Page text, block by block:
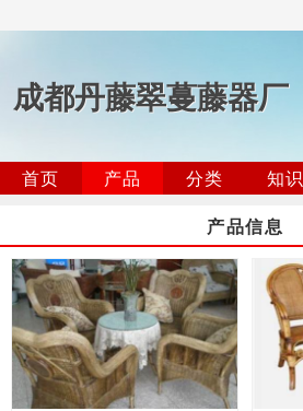
成都丹藤翠蔓藤器厂
首页 产品 分类 知识
产品信息